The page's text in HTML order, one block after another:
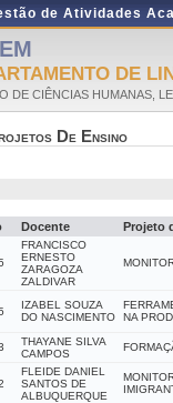
de Atividades
DE
DE CIÊNCIAS HUMANAS,
De Ensino
Docente Projeto
FRANCISCO
ERNESTO
ZARAGOZA
ZALDIVAR
IZABEL SOUZA
DO NASCIMENTO
NA
THAYANE SILVA
CAMPOS
FLEIDE DANIEL
SANTOS DE
ALBUQUERQUE